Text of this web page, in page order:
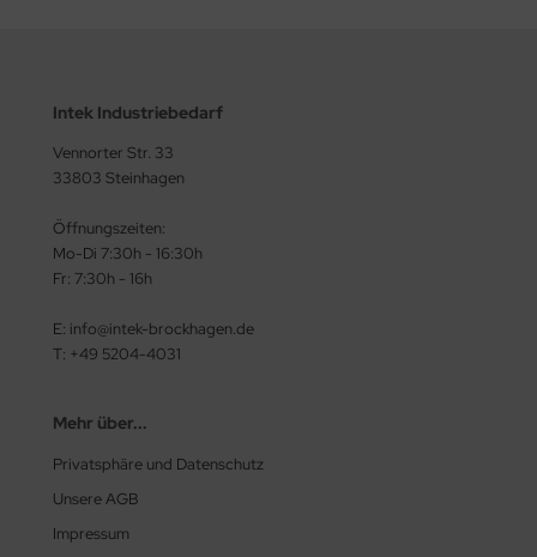
Intek Industriebedarf
Vennorter Str. 33
33803 Steinhagen
Öffnungszeiten:
Mo-Di 7:30h - 16:30h
Fr: 7:30h - 16h
E: info@intek-brockhagen.de
T: +49 5204-4031
Mehr über...
Privatsphäre und Datenschutz
Unsere AGB
Impressum